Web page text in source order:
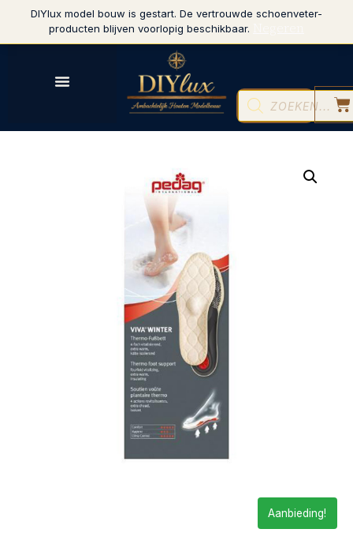
DIYlux model bouw is gestart. De vertrouwde schoenveter-
producten blijven voorlopig beschikbaar.
Aanbieding!